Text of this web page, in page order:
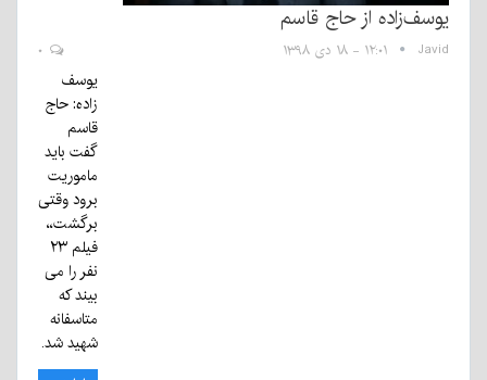
یوسف‌زاده از حاج قاسم
Javid ۱۲:۰۱ - ۱۸ دی ۱۳۹۸
یوسف
زاده: حاج
قاسم
گفت باید
ماموریت
برود وقتی
برگشت،،
فیلم ۲۳
نفر را می
بیند که
متاسفانه
شهید شد.